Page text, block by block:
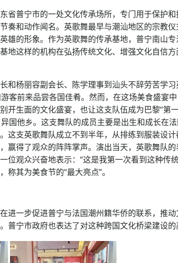
普宁市的一处文化传承场所，专门用于保护
和动作闻名。英歌舞最早与潮汕地区的宗教
的形象。作为英歌舞的传承基地，普宁南山
这样的机构在弘扬传统文化、增强文化自信
杨丽容副会长、陈学理事到汕头不辞劳苦学
前来品尝各国佳肴。然而，在这场美食盛宴
生面的文化盛宴，也让这支队伍成为巴黎“第
他乡。这支舞队的成员主要是出生和成长在
支英歌舞队成立不到半年，从排练到服装设
得了观众的阵阵掌声。演出当天，英歌舞队
观众兴奋地表示：“这是我第一次看到这种传
其为美食节的“最大亮点”。
一步促进普宁与法国潮州籍华侨的联系，推
宁市政府也表达了对这种跨国文化桥梁建设的